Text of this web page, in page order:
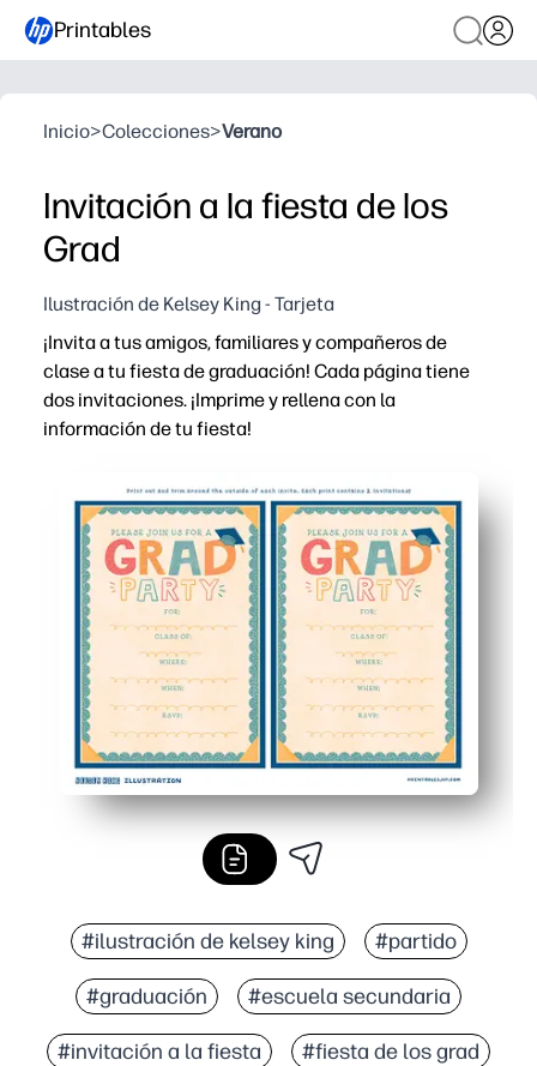
Printables
Inicio>Colecciones>Verano
Invitación a la fiesta de los
Grad
Ilustración de Kelsey King - Tarjeta
¡Invita a tus amigos, familiares y compañeros de
clase a tu fiesta de graduación! Cada página tiene
dos invitaciones. ¡Imprime y rellena con la
información de tu fiesta!
Imprime en casa en minutos - cero preparación y no
Dos invitaciones por página significan menos cortes
Las líneas listas para llenar mantienen los detalles
Entrégalos, metelos en mochilas o correo: las
#ilustración de kelsey king #partido
#graduación #escuela secundaria
#invitación a la fiesta #fiesta de los grad